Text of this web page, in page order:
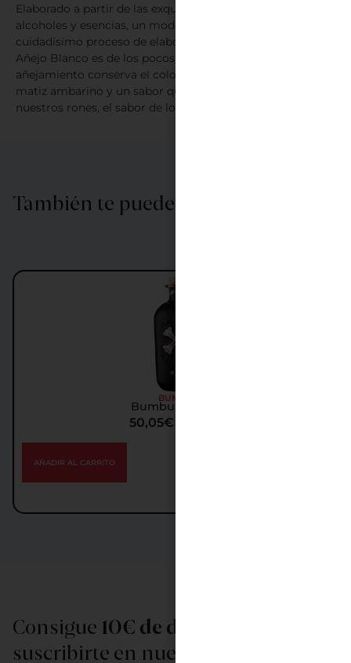
Elaborado a partir de las exquisitas mezclas de azúcares,
alcoholes y esencias, un moderado reposo y un
cuidadísimo proceso de elaboración. Ron Legendario
Añejo Blanco es de los pocos que además de alcanzar un
añejamiento conserva el color transparente con un ligero
matiz ambarino y un sabor que continúa con la línea de
nuestros rones, el sabor de lo natural.
También te puede interesar…
BUMBU
Bumbu XO Ron
50,05€
AÑADIR AL CARRITO
Consigue 10€ de descuento
suscribirte en nuestra newsletter